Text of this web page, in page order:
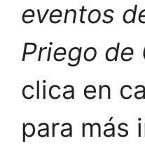
eventos
Priego de
clica en
para más